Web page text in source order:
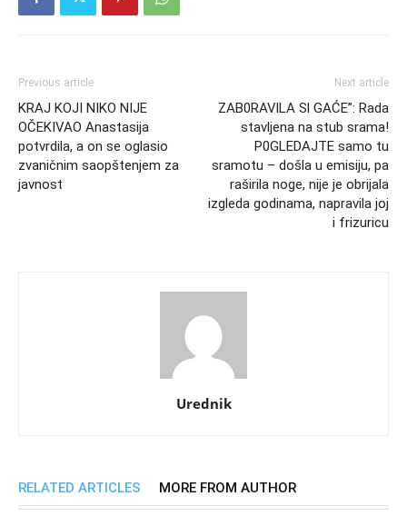
Previous article
KRAJ KOJI NIKO NIJE
OČEKIVAO Anastasija
potvrdila, a on se oglasio
zvaničnim saopštenjem za
javnost
Next article
ZAB0RAVlLA Sl GAĆE”: Rada
stavljena na stub srama!
P0GLEDAJTE samo tu
sramotu – došla u emisiju, pa
raširila noge, nije je obrijala
izgleda godinama, napravila joj
i frizuricu
Urednik
RELATED ARTICLES MORE FROM AUTHOR